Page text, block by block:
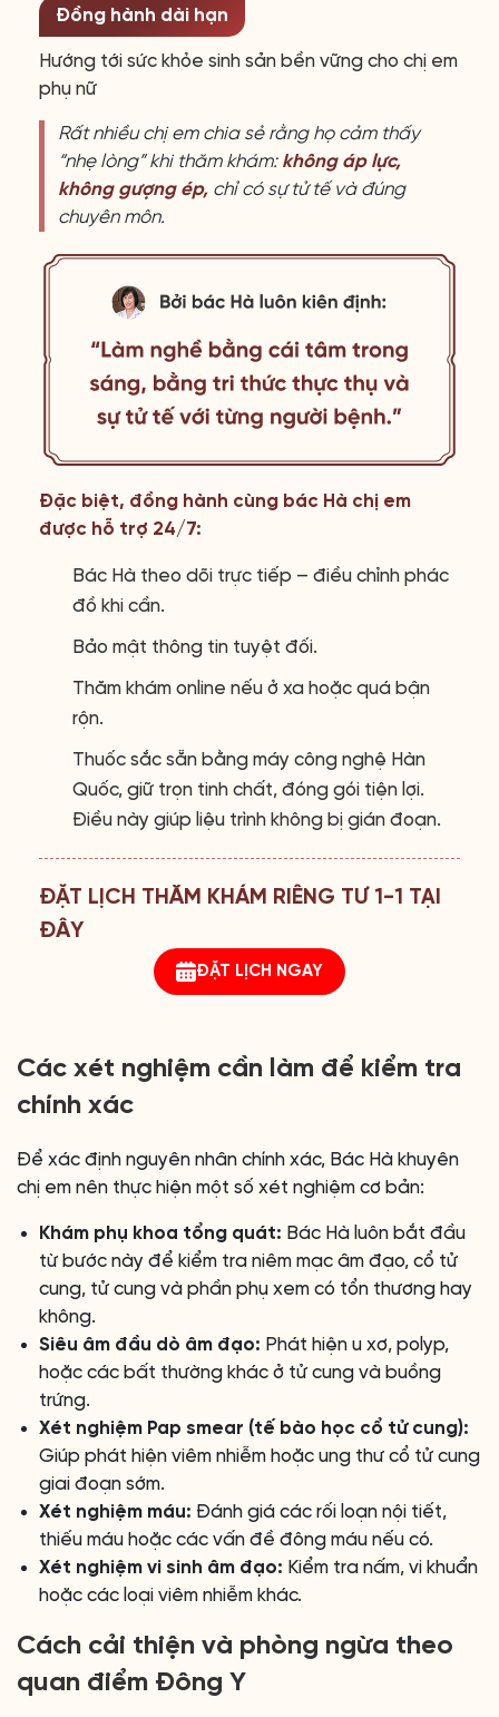
Đồng hành dài hạn
Hướng tới sức khỏe sinh sản bền vững cho chị em
phụ nữ
Rất nhiều chị em chia sẻ rằng họ cảm thấy
“nhẹ lòng” khi thăm khám: không áp lực,
không gượng ép, chỉ có sự tử tế và đúng
chuyên môn.
Đặc biệt, đồng hành cùng bác Hà chị em
được hỗ trợ 24/7:
Bác Hà theo dõi trực tiếp – điều chỉnh phác
đồ khi cần.
Bảo mật thông tin tuyệt đối.
Thăm khám online nếu ở xa hoặc quá bận
rộn.
Thuốc sắc sẵn bằng máy công nghệ Hàn
Quốc, giữ trọn tinh chất, đóng gói tiện lợi.
Điều này giúp liệu trình không bị gián đoạn.
ĐẶT LỊCH THĂM KHÁM RIÊNG TƯ 1-1 TẠI
ĐÂY
ĐẶT LỊCH NGAY
Các xét nghiệm cần làm để kiểm tra
chính xác
Để xác định nguyên nhân chính xác, Bác Hà khuyên
chị em nên thực hiện một số xét nghiệm cơ bản:
Khám phụ khoa tổng quát: Bác Hà luôn bắt đầu
từ bước này để kiểm tra niêm mạc âm đạo, cổ tử
cung, tử cung và phần phụ xem có tổn thương hay
không.
Siêu âm đầu dò âm đạo: Phát hiện u xơ, polyp,
hoặc các bất thường khác ở tử cung và buồng
trứng.
Xét nghiệm Pap smear (tế bào học cổ tử cung):
Giúp phát hiện viêm nhiễm hoặc ung thư cổ tử cung
giai đoạn sớm.
Xét nghiệm máu: Đánh giá các rối loạn nội tiết,
thiếu máu hoặc các vấn đề đông máu nếu có.
Xét nghiệm vi sinh âm đạo: Kiểm tra nấm, vi khuẩn
hoặc các loại viêm nhiễm khác.
Cách cải thiện và phòng ngừa theo
quan điểm Đông Y